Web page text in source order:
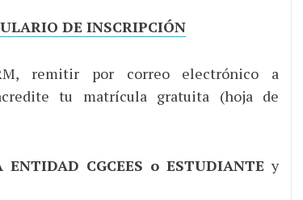
DE INSCRIPCIÓN
remitir por correo electrónico a
tu matrícula gratuita (hoja de
CGCEES o ESTUDIANTE y